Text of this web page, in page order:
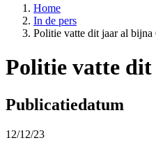
Home
In de pers
Politie vatte dit jaar al
Politie vatte
Publicatiedatum
12/12/23